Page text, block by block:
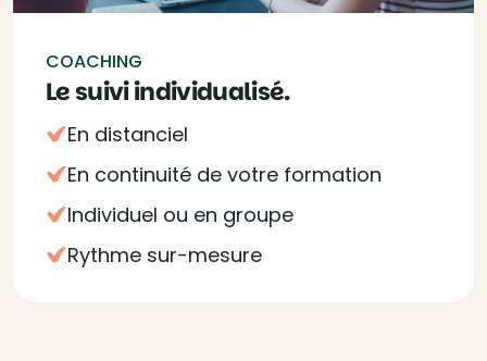
COACHING
Le suivi individualisé.
En distanciel
En continuité de votre formation
Individuel ou en groupe
Rythme sur-mesure